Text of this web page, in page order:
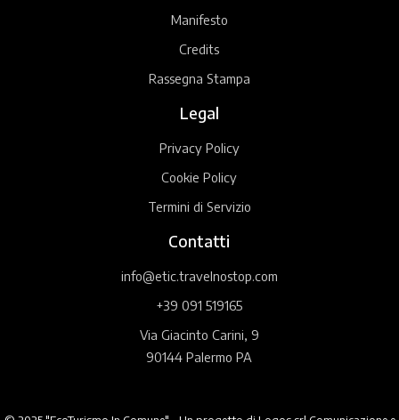
Manifesto
Credits
Rassegna Stampa
Legal
Privacy Policy
Cookie Policy
Termini di Servizio
Contatti
info@etic.travelnostop.com
+39 091 519165
Via Giacinto Carini, 9
90144 Palermo PA